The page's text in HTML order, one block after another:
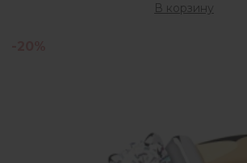
В корзину